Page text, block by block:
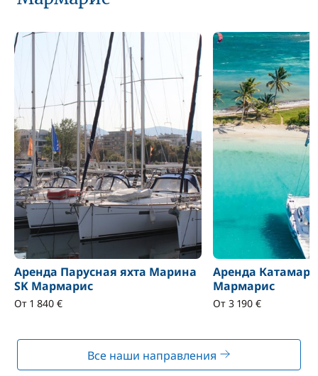
Аренда Парусная яхта Маринa
SK Мармарис
От 1 840 €
Аренда
Мармарис
От 3 190 €
Все наши направления